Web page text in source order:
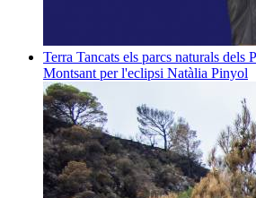
Terra Tancats els parcs naturals dels
Montsant per l'eclipsi Natàlia Pinyol